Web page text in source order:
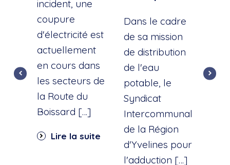
incident, une
coupure
d'électricité est
actuellement
en cours dans
les secteurs de
la Route du
Boissard […]
Lire la suite
Dans le cadre
de sa mission
de distribution
de l'eau
potable, le
Syndicat
Intercommunal
de la Région
d'Yvelines pour
l'adduction […]